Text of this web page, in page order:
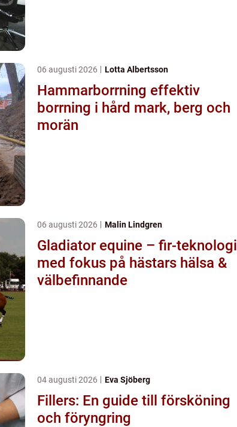
06 augusti 2026 Lotta Albertsson
Hammarborrning effektiv
borrning i hård mark, berg och
morän
06 augusti 2026 Malin Lindgren
Gladiator equine – fir-teknologi
med fokus på hästars hälsa &
välbefinnande
04 augusti 2026 Eva Sjöberg
Fillers: En guide till försköning
och föryngring